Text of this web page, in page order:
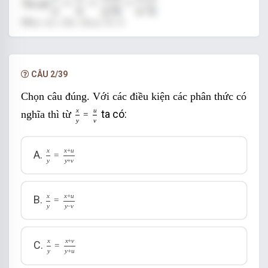
CÂU 2/39
Chọn câu đúng. Với các điều kiện các phân thức có
nghĩa thì từ
x
y
=
u
v
x y =u v
ta có:
A.
x
y
=
x+u
y+v
x =x+
B.
x
y
=
x+u
y−v
x =x+
C.
x
y
=
x+v
y+u
x =x+